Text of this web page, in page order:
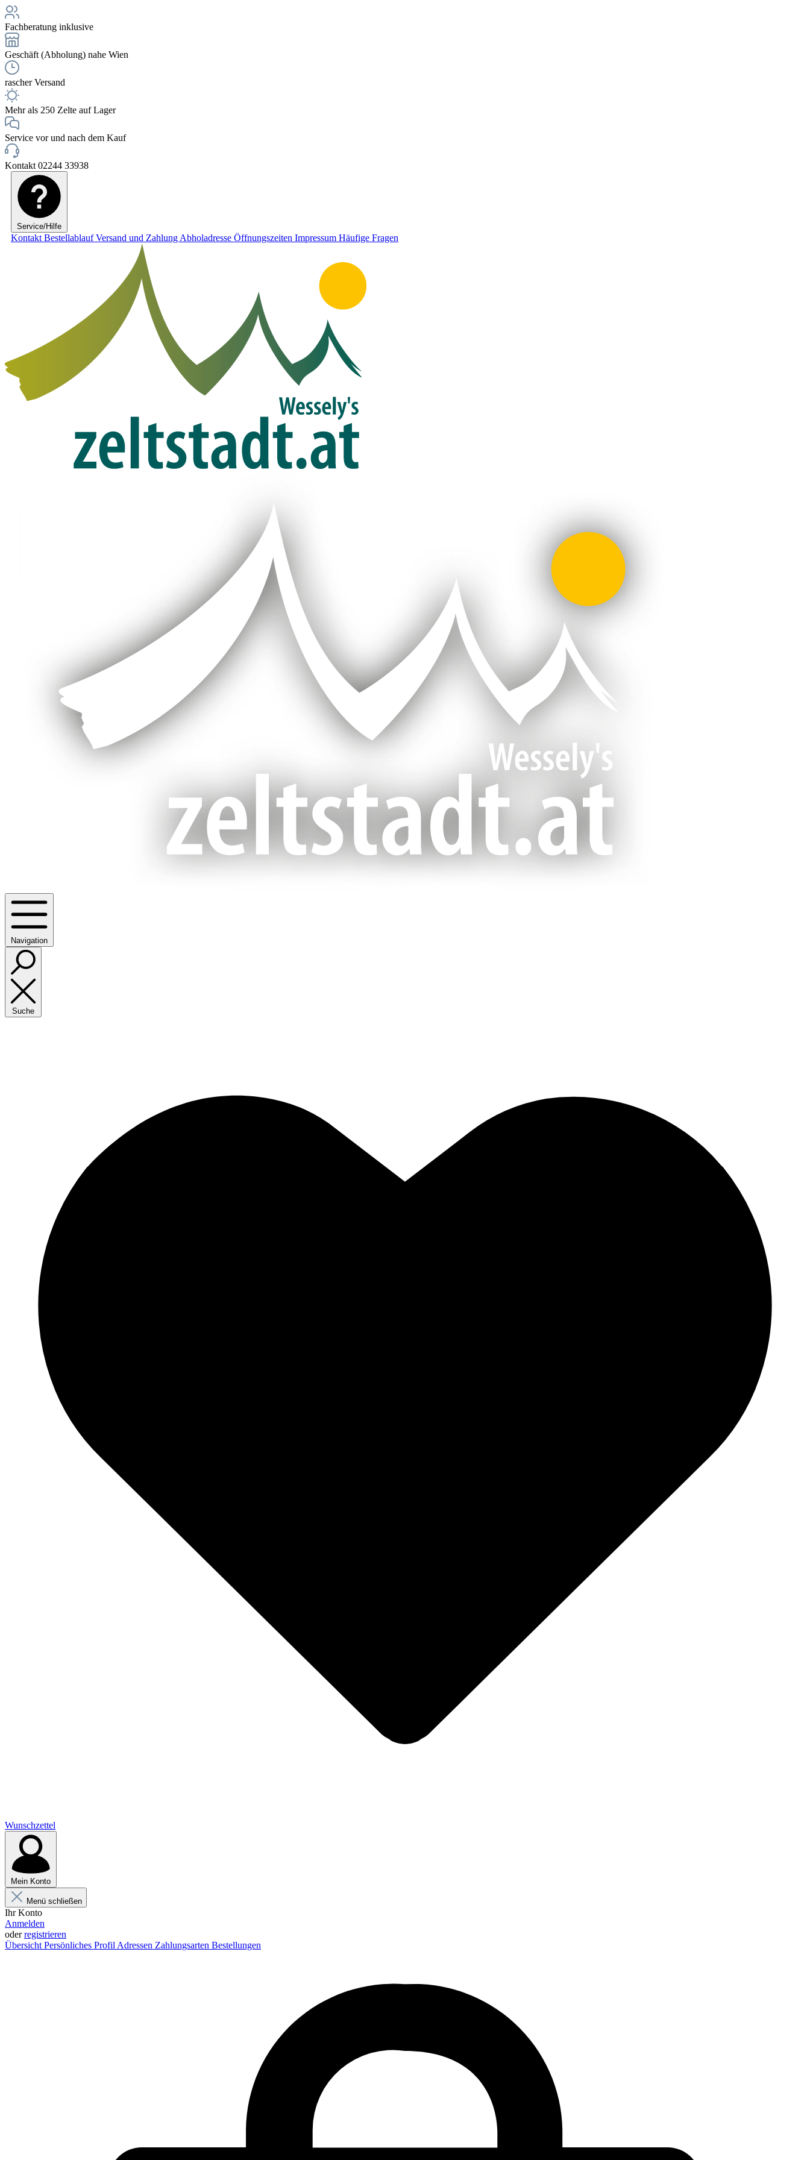
Fachberatung inklusive
Geschäft (Abholung) nahe Wien
rascher Versand
Mehr als 250 Zelte auf Lager
Service vor und nach dem Kauf
Kontakt 02244 33938
Service/Hilfe
Kontakt BestellablaufVersand und Zahlung Abholadresse Öffnungszeiten Impressum Häufige Fragen
Navigation
Suche
Wunschzettel
Mein Konto
Menü schließen
Ihr Konto
Anmelden
oderregistrieren
Übersicht Persönliches Profil Adressen Zahlungsarten Bestellungen